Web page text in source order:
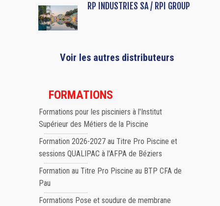
RP INDUSTRIES SA / RPI GROUP
Voir les autres distributeurs
FORMATIONS
Formations pour les pisciniers à l'Institut
Supérieur des Métiers de la Piscine
Formation 2026-2027 au Titre Pro Piscine et
sessions QUALIPAC à l'AFPA de Béziers
Formation au Titre Pro Piscine au BTP CFA de
Pau
Formations Pose et soudure de membrane